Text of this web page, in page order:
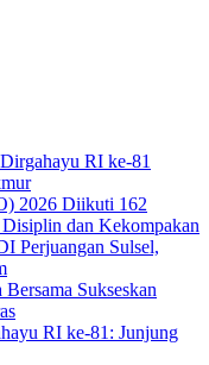
RI ke-81
2026 Diikuti 162
dan Kekompakan
Perjuangan Sulsel,
Sukseskan
RI ke-81: Junjung